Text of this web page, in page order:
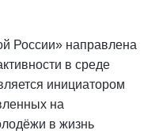
России» направлена
в среде
инициатором
на
в жизнь